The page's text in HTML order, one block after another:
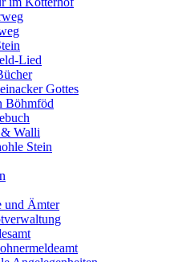
Lied
Gottes
Böhmföd
Walli
Stein
und Ämter